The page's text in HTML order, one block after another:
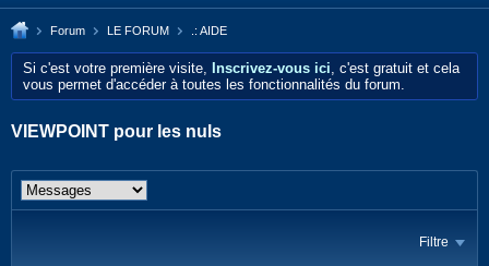
Forum LE FORUM .: AIDE
Si c'est votre première visite, Inscrivez-vous ici, c'est gratuit et cela
vous permet d'accéder à toutes les fonctionnalités du forum.
VIEWPOINT pour les nuls
Filtre